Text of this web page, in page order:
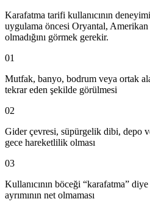
Karafatma tarifi kullanıcının
uygulama öncesi Oryantal,
olmadığını görmek gerekir.
01
Mutfak, banyo, bodrum veya ortak
tekrar eden şekilde görülmesi
02
Gider çevresi, süpürgelik dibi, depo
gece hareketlilik olması
03
Kullanıcının böceği “karafatma”
ayrımının net olmaması